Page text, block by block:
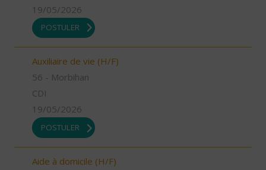
19/05/2026
POSTULER
Auxiliaire de vie (H/F)
56 - Morbihan
CDI
19/05/2026
POSTULER
Aide à domicile (H/F)